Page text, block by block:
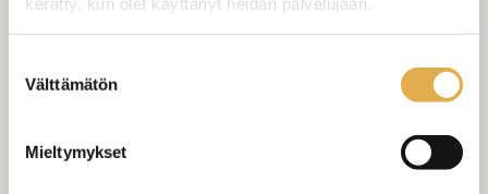
valinta
Välttämätön
Mieltymykset
Valitse mukaan ompelupalvelu
(sis. työn ja tarvikkeet)
VERHOJEN MÄÄRÄ:
+ 22,00 €